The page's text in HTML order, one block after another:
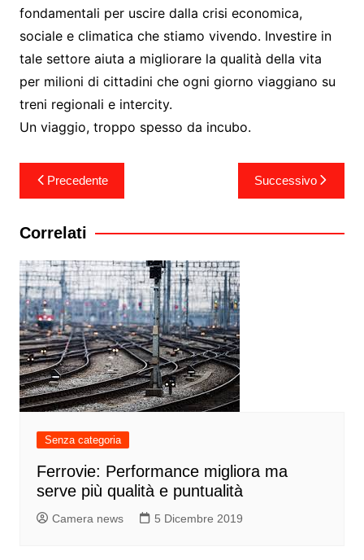
fondamentali per uscire dalla crisi economica,
sociale e climatica che stiamo vivendo. Investire in
tale settore aiuta a migliorare la qualità della vita
per milioni di cittadini che ogni giorno viaggiano su
treni regionali e intercity.
Un viaggio, troppo spesso da incubo.
Navigazione
articoli
Precedente Successivo
Correlati
Senza categoria
Ferrovie: Performance migliora ma
serve più qualità e puntualità
Camera news 5 Dicembre 2019